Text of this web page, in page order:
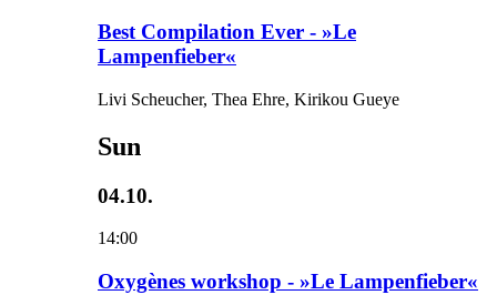
Best Compilation Ever - »Le
Lampenfieber«
Livi Scheucher, Thea Ehre, Kirikou Gueye
Sun
04.10.
14:00
Oxygènes workshop - »Le Lampenfieber«